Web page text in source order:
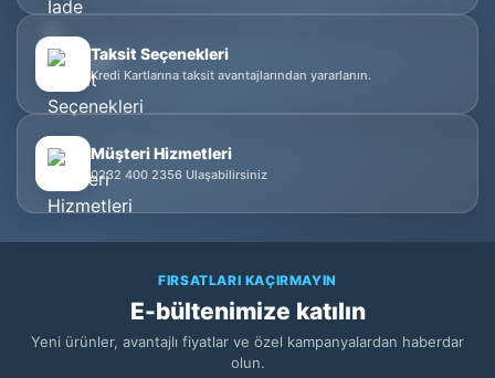
Taksit Seçenekleri
Kredi Kartlarına taksit avantajlarından yararlanın.
Müşteri Hizmetleri
0232 400 2356 Ulaşabilirsiniz
FIRSATLARI KAÇIRMAYIN
E-bültenimize katılın
Yeni ürünler, avantajlı fiyatlar ve özel kampanyalardan haberdar
olun.